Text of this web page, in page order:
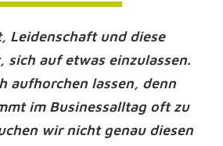
Leidenschaft und diese
sich auf etwas einzulassen.
aufhorchen lassen, denn
im Businessalltag oft zu
wir nicht genau diesen